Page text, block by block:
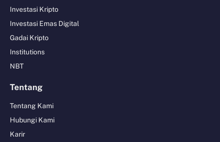
Investasi Kripto
Investasi Emas Digital
Gadai Kripto
Institutions
NBT
Tentang
Tentang Kami
Hubungi Kami
Karir